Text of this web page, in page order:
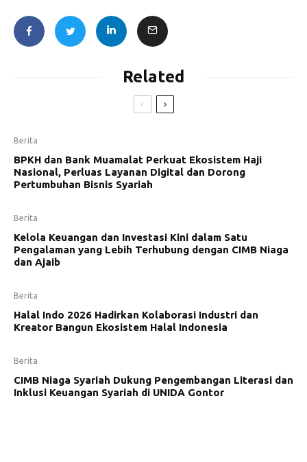
Related
Berita
BPKH dan Bank Muamalat Perkuat Ekosistem Haji
Nasional, Perluas Layanan Digital dan Dorong
Pertumbuhan Bisnis Syariah
Berita
Kelola Keuangan dan Investasi Kini dalam Satu
Pengalaman yang Lebih Terhubung dengan CIMB Niaga
dan Ajaib
Berita
Halal Indo 2026 Hadirkan Kolaborasi Industri dan
Kreator Bangun Ekosistem Halal Indonesia
Berita
CIMB Niaga Syariah Dukung Pengembangan Literasi dan
Inklusi Keuangan Syariah di UNIDA Gontor